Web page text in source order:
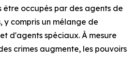
être occupés par des agents de
y compris un mélange de
d'agents spéciaux. À mesure
crimes augmente, les pouvoirs